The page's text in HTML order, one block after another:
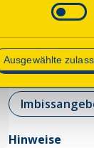
Ausgewählte
Wir bieten
(auch für
unter Tage.
Für Bewirtung
Hinweise